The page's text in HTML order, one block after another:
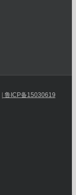
鲁ICP备15030619